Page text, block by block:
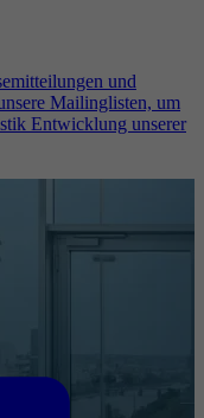
und
Mailinglisten, um
Entwicklung unserer